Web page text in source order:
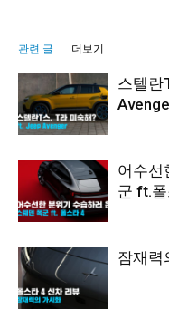
관련 글 더보기
스텔란
어수선
군 ft.
잠재력